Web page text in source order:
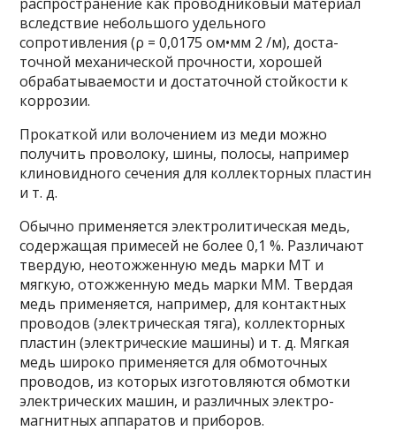
вследствие небольшого удельного
сопротивления (ρ = 0,0175 ом•мм 2 /м), доста­
точной механической прочности, хорошей
обрабатываемости и достаточной стойкости к
коррозии.
Прокаткой или волочением из меди можно
получить проволоку, шины, полосы, например
клиновидного сечения для коллекторных пластин
и т. д.
Обычно применяется электролитическая медь,
содержа­щая примесей не более 0,1 %. Различают
твердую, неотожжен­ную медь марки МТ и
мягкую, отожженную медь марки ММ. Твердая
медь применяется, например, для контактных
проводов (электрическая тяга), коллекторных
пластин (электрические машины) и т. д. Мягкая
медь широко при­меняется для обмоточных
проводов, из которых изготовляют­ся обмотки
электрических машин, и различных электро­
магнитных аппаратов и приборов.